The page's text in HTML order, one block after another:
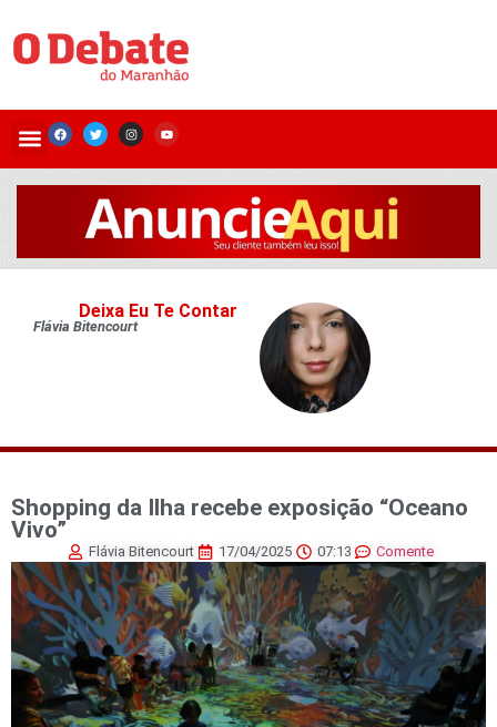
Deixa Eu Te Contar
Flávia Bitencourt
Shopping da Ilha recebe exposição “Oceano
Vivo”
Flávia Bitencourt 17/04/2025 07:13 Comente